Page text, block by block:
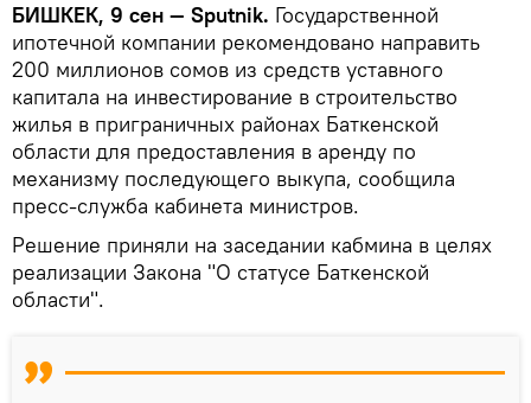
БИШКЕК, 9 сен — Sputnik. Государственной
ипотечной компании рекомендовано направить
200 миллионов сомов из средств уставного
капитала на инвестирование в строительство
жилья в приграничных районах Баткенской
области для предоставления в аренду по
механизму последующего выкупа, сообщила
пресс-служба кабинета министров.
Решение приняли на заседании кабмина в целях
реализации Закона "О статусе Баткенской
области".